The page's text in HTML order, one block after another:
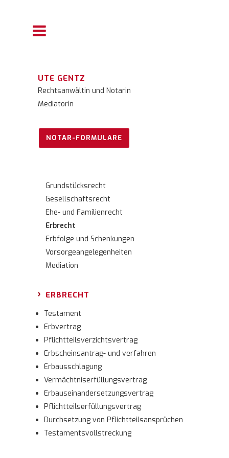
UTE GENTZ
Rechtsanwältin und Notarin
Mediatorin
NOTAR-FORMULARE
Grundstücksrecht
Gesellschaftsrecht
Ehe- und Familienrecht
Erbrecht
Erbfolge und Schenkungen
Vorsorgeangelegenheiten
Mediation
ERBRECHT
Testament
Erbvertrag
Pflichtteilsverzichtsvertrag
Erbscheinsantrag- und verfahren
Erbausschlagung
Vermächtniserfüllungsvertrag
Erbauseinandersetzungsvertrag
Pflichtteilserfüllungsvertrag
Durchsetzung von Pflichtteilsansprüchen
Testamentsvollstreckung